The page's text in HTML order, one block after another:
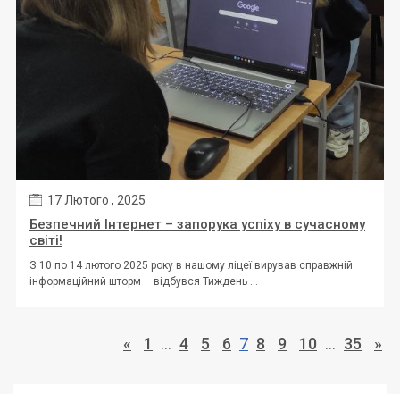
17 Лютого , 2025
Безпечний Інтернет – запорука успіху в сучасному
світі!
З 10 по 14 лютого 2025 року в нашому ліцеї вирував справжній
інформаційний шторм – відбувся Тиждень ...
« 1 … 4 5 6 7 8 9 10 … 35 »